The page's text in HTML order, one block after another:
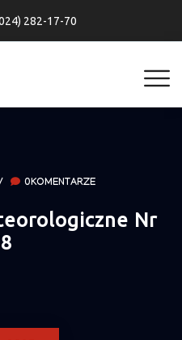
282-17-70
0KOMENTARZE
Nr